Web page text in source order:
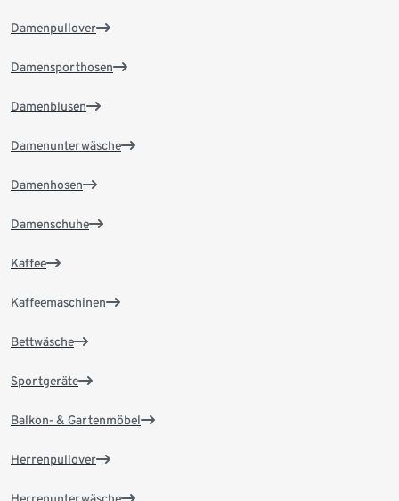
Damenpullover
Damensporthosen
Damenblusen
Damenunterwäsche
Damenhosen
Damenschuhe
Kaffee
Kaffeemaschinen
Bettwäsche
Sportgeräte
Balkon- & Gartenmöbel
Herrenpullover
Herrenunterwäsche